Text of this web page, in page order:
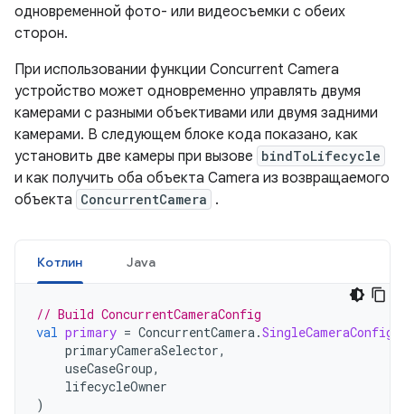
одновременной фото- или видеосъемки с обеих
сторон.
При использовании функции Concurrent Camera
устройство может одновременно управлять двумя
камерами с разными объективами или двумя задними
камерами. В следующем блоке кода показано, как
установить две камеры при вызове bindToLifecycle
и как получить оба объекта Camera из возвращаемого
объекта ConcurrentCamera .
Котлин Java
// Build ConcurrentCameraConfig
val primary = ConcurrentCamera.SingleCameraConfig
primaryCameraSelector,
useCaseGroup,
lifecycleOwner
)